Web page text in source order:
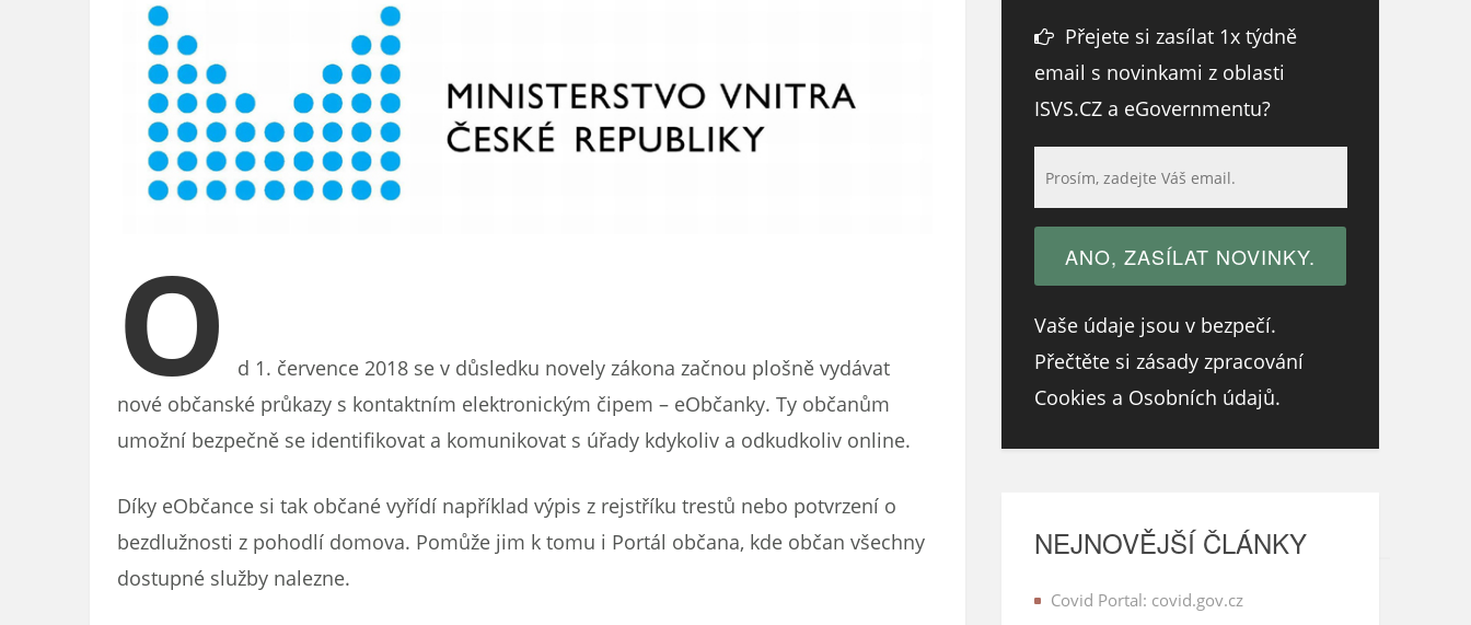
O
d 1. července 2018 se v důsledku novely zákona začnou plošně vydávat
nové občanské průkazy s kontaktním elektronickým čipem – eObčanky. Ty občanům
umožní bezpečně se identifikovat a komunikovat s úřady kdykoliv a odkudkoliv online.
Díky eObčance si tak občané vyřídí například výpis z rejstříku trestů nebo potvrzení o
bezdlužnosti z pohodlí domova. Pomůže jim k tomu i Portál občana, kde občan všechny
dostupné služby nalezne.
Přejete si zasílat 1x týdně
email s novinkami z oblasti
ISVS.CZ a eGovernmentu?
Vaše údaje jsou v bezpečí.
Přečtěte si zásady zpracování
Cookies a Osobních údajů.
NEJNOVĚJŠÍ ČLÁNKY
Covid Portal: covid.gov.cz